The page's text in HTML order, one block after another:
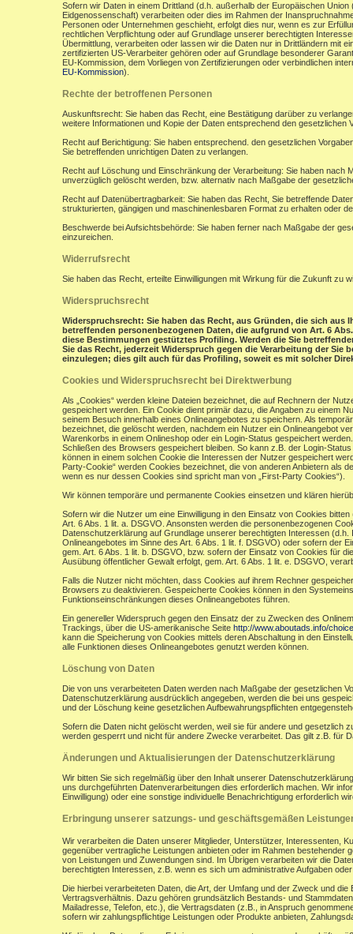
Sofern wir Daten in einem Drittland (d.h. außerhalb der Europäischen
Eidgenossenschaft) verarbeiten oder dies im Rahmen der
Personen oder Unternehmen geschieht, erfolgt dies nur, wenn es zur
rechtlichen Verpflichtung oder auf Grundlage unserer berechtigten
Übermittlung, verarbeiten oder lassen wir die Daten nur in Drittländern mit
zertifizierten US-Verarbeiter gehören oder auf Grundlage besonderer
EU-Kommission, dem Vorliegen von Zertifizierungen oder verbindlichen
EU-Kommission).
Rechte der betroffenen Personen
Auskunftsrecht: Sie haben das Recht, eine Bestätigung darüber zu
weitere Informationen und Kopie der Daten entsprechend den gesetzlichen
Recht auf Berichtigung: Sie haben entsprechend. den gesetzlichen
Sie betreffenden unrichtigen Daten zu verlangen.
Recht auf Löschung und Einschränkung der Verarbeitung: Sie haben
unverzüglich gelöscht werden, bzw. alternativ nach Maßgabe der
Recht auf Datenübertragbarkeit: Sie haben das Recht, Sie betreffende
strukturierten, gängigen und maschinenlesbaren Format zu erhalten oder
Beschwerde bei Aufsichtsbehörde: Sie haben ferner nach Maßgabe der
einzureichen.
Widerrufsrecht
Sie haben das Recht, erteilte Einwilligungen mit Wirkung für die Zukunft zu
Widerspruchsrecht
Widerspruchsrecht: Sie haben das Recht, aus Gründen, die sich aus
betreffenden personenbezogenen Daten, die aufgrund von Art. 6
diese Bestimmungen gestütztes Profiling. Werden die Sie
Sie das Recht, jederzeit Widerspruch gegen die Verarbeitung der
einzulegen; dies gilt auch für das Profiling, soweit es mit solcher
Cookies und Widerspruchsrecht bei Direktwerbung
Als „Cookies“ werden kleine Dateien bezeichnet, die auf Rechnern der
gespeichert werden. Ein Cookie dient primär dazu, die Angaben zu einem
seinem Besuch innerhalb eines Onlineangebotes zu speichern. Als
bezeichnet, die gelöscht werden, nachdem ein Nutzer ein Onlineangebot
Warenkorbs in einem Onlineshop oder ein Login-Status gespeichert
Schließen des Browsers gespeichert bleiben. So kann z.B. der Login-
können in einem solchen Cookie die Interessen der Nutzer gespeichert
Party-Cookie“ werden Cookies bezeichnet, die von anderen Anbietern als
wenn es nur dessen Cookies sind spricht man von „First-Party Cookies“).
Wir können temporäre und permanente Cookies einsetzen und klären
Sofern wir die Nutzer um eine Einwilligung in den Einsatz von Cookies
Art. 6 Abs. 1 lit. a. DSGVO. Ansonsten werden die personenbezogenen
Datenschutzerklärung auf Grundlage unserer berechtigten Interessen
Onlineangebotes im Sinne des Art. 6 Abs. 1 lit. f. DSGVO) oder sofern der
gem. Art. 6 Abs. 1 lit. b. DSGVO, bzw. sofern der Einsatz von Cookies für
Ausübung öffentlicher Gewalt erfolgt, gem. Art. 6 Abs. 1 lit. e. DSGVO,
Falls die Nutzer nicht möchten, dass Cookies auf ihrem Rechner
Browsers zu deaktivieren. Gespeicherte Cookies können in den
Funktionseinschränkungen dieses Onlineangebotes führen.
Ein genereller Widerspruch gegen den Einsatz der zu Zwecken des
Trackings, über die US-amerikanische Seite http://www.aboutads.info/
kann die Speicherung von Cookies mittels deren Abschaltung in den
alle Funktionen dieses Onlineangebotes genutzt werden können.
Löschung von Daten
Die von uns verarbeiteten Daten werden nach Maßgabe der gesetzlichen
Datenschutzerklärung ausdrücklich angegeben, werden die bei uns
und der Löschung keine gesetzlichen Aufbewahrungspflichten
Sofern die Daten nicht gelöscht werden, weil sie für andere und gesetzlich
werden gesperrt und nicht für andere Zwecke verarbeitet. Das gilt z.B. für
Änderungen und Aktualisierungen der Datenschutzerklärung
Wir bitten Sie sich regelmäßig über den Inhalt unserer
uns durchgeführten Datenverarbeitungen dies erforderlich machen. Wir
Einwilligung) oder eine sonstige individuelle Benachrichtigung erforderlich
Erbringung unserer satzungs- und geschäftsgemäßen
Wir verarbeiten die Daten unserer Mitglieder, Unterstützer, Interessenten,
gegenüber vertragliche Leistungen anbieten oder im Rahmen
von Leistungen und Zuwendungen sind. Im Übrigen verarbeiten wir die
berechtigten Interessen, z.B. wenn es sich um administrative Aufgaben
Die hierbei verarbeiteten Daten, die Art, der Umfang und der Zweck und
Vertragsverhältnis. Dazu gehören grundsätzlich Bestands- und
Mailadresse, Telefon, etc.), die Vertragsdaten (z.B., in Anspruch
sofern wir zahlungspflichtige Leistungen oder Produkte anbieten,